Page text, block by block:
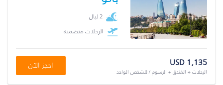
2 ليال
الرحلات متضمنة
USD 1,135
الرحلات + الفندق + الرسوم / للشخص الواحد
احجز الآن